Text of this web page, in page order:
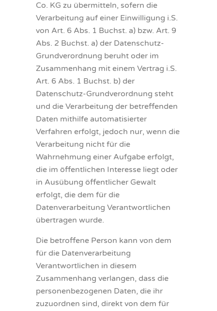
Co. KG zu übermitteln, sofern die
Verarbeitung auf einer Einwilligung i.S.
von Art. 6 Abs. 1 Buchst. a) bzw. Art. 9
Abs. 2 Buchst. a) der Datenschutz-
Grundverordnung beruht oder im
Zusammenhang mit einem Vertrag i.S.
Art. 6 Abs. 1 Buchst. b) der
Datenschutz-Grundverordnung steht
und die Verarbeitung der betreffenden
Daten mithilfe automatisierter
Verfahren erfolgt, jedoch nur, wenn die
Verarbeitung nicht für die
Wahrnehmung einer Aufgabe erfolgt,
die im öffentlichen Interesse liegt oder
in Ausübung öffentlicher Gewalt
erfolgt, die dem für die
Datenverarbeitung Verantwortlichen
übertragen wurde.
Die betroffene Person kann von dem
für die Datenverarbeitung
Verantwortlichen in diesem
Zusammenhang verlangen, dass die
personenbezogenen Daten, die ihr
zuzuordnen sind, direkt von dem für